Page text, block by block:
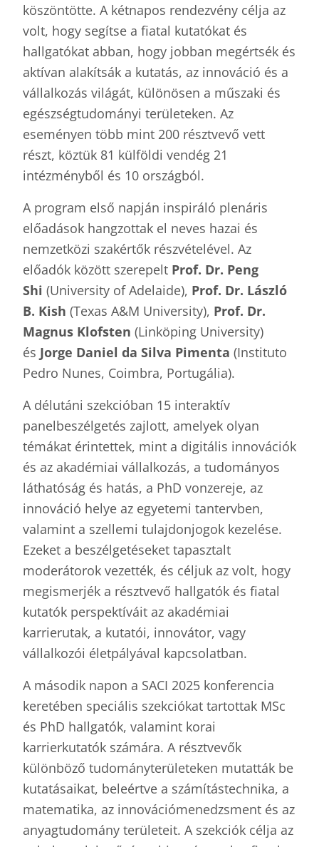
köszöntötte. A kétnapos rendezvény célja az
volt, hogy segítse a fiatal kutatókat és
hallgatókat abban, hogy jobban megértsék és
aktívan alakítsák a kutatás, az innováció és a
vállalkozás világát, különösen a műszaki és
egészségtudományi területeken. Az
eseményen több mint 200 résztvevő vett
részt, köztük 81 külföldi vendég 21
intézményből és 10 országból.
A program első napján inspiráló plenáris
előadások hangzottak el neves hazai és
nemzetközi szakértők részvételével. Az
előadók között szerepelt Prof. Dr. Peng
Shi (University of Adelaide), Prof. Dr. László
B. Kish (Texas A&M University), Prof. Dr.
Magnus Klofsten (Linköping University)
és Jorge Daniel da Silva Pimenta (Instituto
Pedro Nunes, Coimbra, Portugália).
A délutáni szekcióban 15 interaktív
panelbeszélgetés zajlott, amelyek olyan
témákat érintettek, mint a digitális innovációk
és az akadémiai vállalkozás, a tudományos
láthatóság és hatás, a PhD vonzereje, az
innováció helye az egyetemi tantervben,
valamint a szellemi tulajdonjogok kezelése.
Ezeket a beszélgetéseket tapasztalt
moderátorok vezették, és céljuk az volt, hogy
megismerjék a résztvevő hallgatók és fiatal
kutatók perspektíváit az akadémiai
karrierutak, a kutatói, innovátor, vagy
vállalkozói életpályával kapcsolatban.
A második napon a SACI 2025 konferencia
keretében speciális szekciókat tartottak MSc
és PhD hallgatók, valamint korai
karrierkutatók számára. A résztvevők
különböző tudományterületeken mutatták be
kutatásaikat, beleértve a számítástechnika, a
matematika, az innovációmenedzsment és az
anyagtudomány területeit. A szekciók célja az